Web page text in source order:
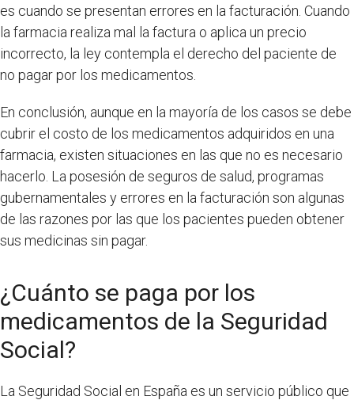
es cuando se presentan errores en la facturación. Cuando
la farmacia realiza mal la factura o aplica un precio
incorrecto, la ley contempla el derecho del paciente de
no pagar por los medicamentos.
En conclusión, aunque en la mayoría de los casos se debe
cubrir el costo de los medicamentos adquiridos en una
farmacia, existen situaciones en las que no es necesario
hacerlo. La posesión de seguros de salud, programas
gubernamentales y errores en la facturación son algunas
de las razones por las que los pacientes pueden obtener
sus medicinas sin pagar.
¿Cuánto se paga por los
medicamentos de la Seguridad
Social?
La Seguridad Social en España es un servicio público que